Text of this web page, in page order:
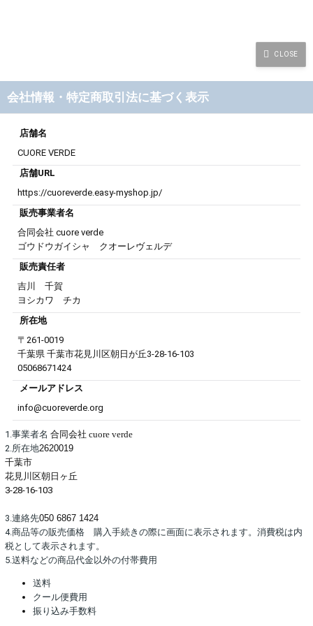
会社情報・特定商取引法に基づく表示
店舗名
CUORE VERDE
店舗URL
https://cuoreverde.easy-myshop.jp/
販売事業者名
合同会社 cuore verde
ゴウドウガイシャ クオーレヴェルデ
販売責任者
吉川 千賀
ヨシカワ チカ
所在地
〒 261-0019
千葉県 千葉市花見川区朝日が丘3-28-16-103
05068671424
メールアドレス
info@cuoreverde.org
1.事業者名 合同会社 cuore verde
2.所在地2620019
千葉市
花見川区朝日ヶ丘
3-28-16-103
3.連絡先050 6867 1424
4.商品等の販売価格 購入手続きの際に画面に表示されます。消費税は内
税として表示されます。
5.送料などの商品代金以外の付帯費用
送料
クール便費用
振り込み手数料